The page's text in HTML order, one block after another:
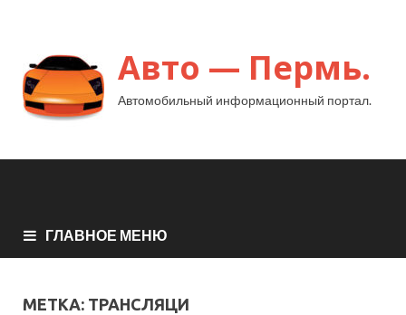
Авто — Пермь.
Автомобильный информационный портал.
ГЛАВНОЕ МЕНЮ
МЕТКА: ТРАНСЛЯЦИ